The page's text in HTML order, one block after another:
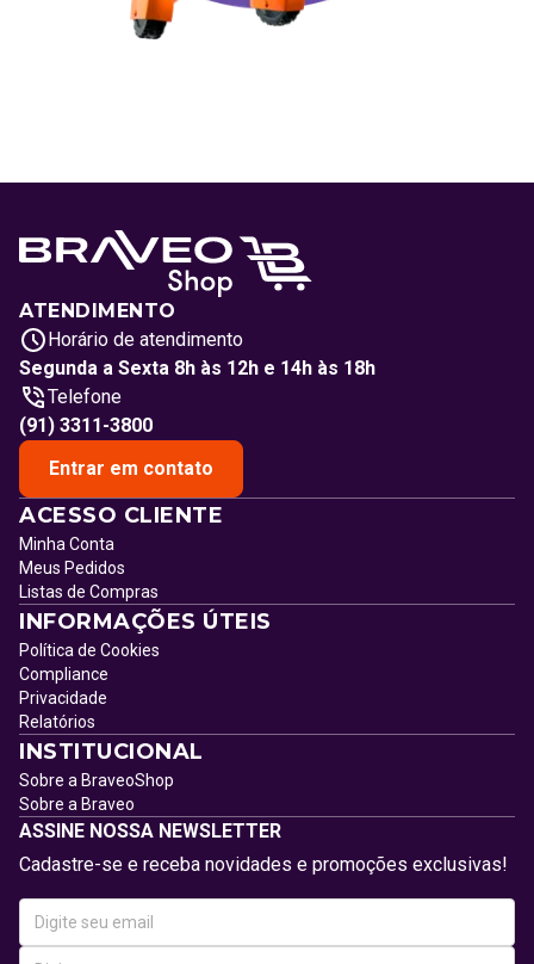
ATENDIMENTO
Horário de atendimento
Segunda a Sexta 8h às 12h e 14h às 18h
Telefone
(91) 3311-3800
Entrar em contato
ACESSO CLIENTE
Minha Conta
Meus Pedidos
Listas de Compras
INFORMAÇÕES ÚTEIS
Política de Cookies
Compliance
Privacidade
Relatórios
INSTITUCIONAL
Sobre a BraveoShop
Sobre a Braveo
ASSINE NOSSA NEWSLETTER
Cadastre-se e receba novidades e promoções exclusivas!